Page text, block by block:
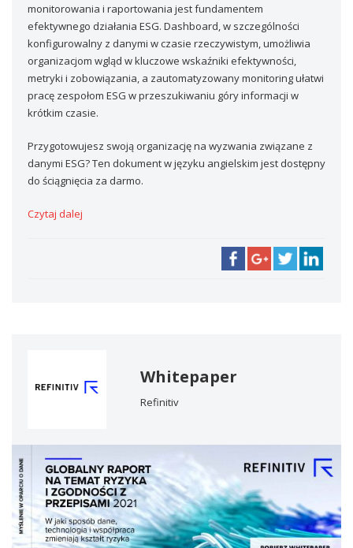
monitorowania i raportowania jest fundamentem
efektywnego działania ESG. Dashboard, w szczególności
konfigurowalny z danymi w czasie rzeczywistym, umożliwia
organizacjom wgląd w kluczowe wskaźniki efektywności,
metryki i zobowiązania, a zautomatyzowany monitoring ułatwi
pracę zespołom ESG w przeszukiwaniu góry informacji w
krótkim czasie.
Przygotowujesz swoją organizację na wyzwania związane z
danymi ESG? Ten dokument w języku angielskim jest dostępny
do ściągnięcia za darmo.
Czytaj dalej
Whitepaper
Refinitiv